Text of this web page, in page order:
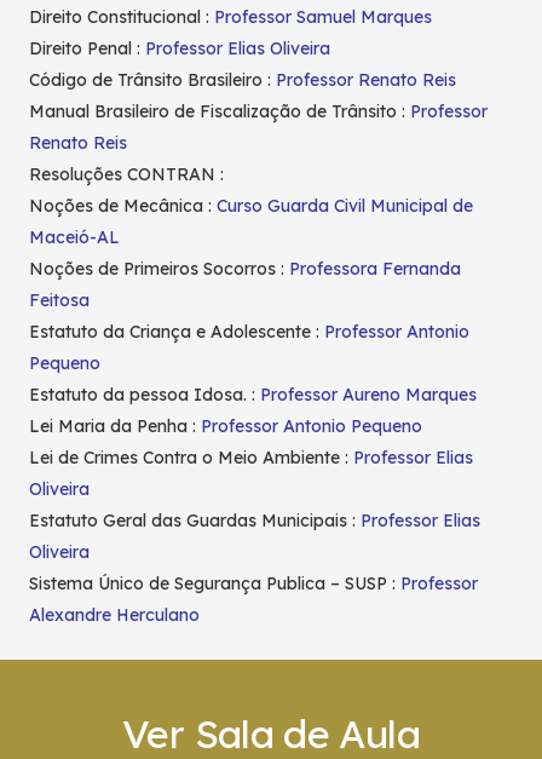
Direito Constitucional : Professor Samuel Marques
Direito Penal : Professor Elias Oliveira
Código de Trânsito Brasileiro : Professor Renato Reis
Manual Brasileiro de Fiscalização de Trânsito : Professor
Renato Reis
Resoluções CONTRAN :
Noções de Mecânica : Curso Guarda Civil Municipal de
Maceió-AL
Noções de Primeiros Socorros : Professora Fernanda
Feitosa
Estatuto da Criança e Adolescente : Professor Antonio
Pequeno
Estatuto da pessoa Idosa. : Professor Aureno Marques
Lei Maria da Penha : Professor Antonio Pequeno
Lei de Crimes Contra o Meio Ambiente : Professor Elias
Oliveira
Estatuto Geral das Guardas Municipais : Professor Elias
Oliveira
Sistema Único de Segurança Publica – SUSP : Professor
Alexandre Herculano
Ver Sala de Aula